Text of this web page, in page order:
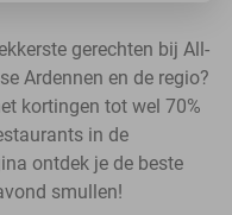
gerechten bij All-
Ardennen en de regio?
kortingen tot wel 70%
in de
ontdek je de beste
smullen!